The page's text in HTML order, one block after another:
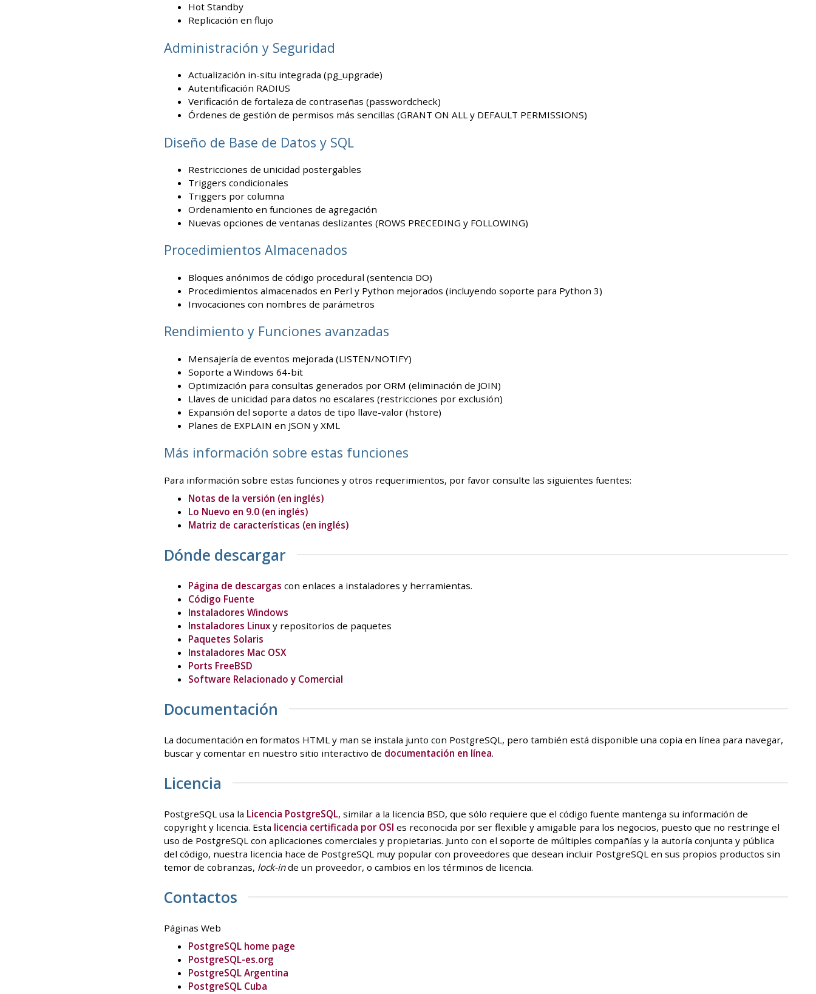
Hot Standby
Replicación en flujo
Administración y Seguridad
Actualización in-situ integrada (pg_upgrade)
Autentificación RADIUS
Verificación de fortaleza de contraseñas (passwordcheck)
Órdenes de gestión de permisos más sencillas (GRANT ON ALL y DEFAULT PERMISSIONS)
Diseño de Base de Datos y SQL
Restricciones de unicidad postergables
Triggers condicionales
Triggers por columna
Ordenamiento en funciones de agregación
Nuevas opciones de ventanas deslizantes (ROWS PRECEDING y FOLLOWING)
Procedimientos Almacenados
Bloques anónimos de código procedural (sentencia DO)
Procedimientos almacenados en Perl y Python mejorados (incluyendo soporte para Python 3)
Invocaciones con nombres de parámetros
Rendimiento y Funciones avanzadas
Mensajería de eventos mejorada (LISTEN/NOTIFY)
Soporte a Windows 64-bit
Optimización para consultas generados por ORM (eliminación de JOIN)
Llaves de unicidad para datos no escalares (restricciones por exclusión)
Expansión del soporte a datos de tipo llave-valor (hstore)
Planes de EXPLAIN en JSON y XML
Más información sobre estas funciones
Para información sobre estas funciones y otros requerimientos, por favor consulte las siguientes fuentes:
Notas de la versión (en inglés)
Lo Nuevo en 9.0 (en inglés)
Matriz de características (en inglés)
Dónde descargar
Página de descargas con enlaces a instaladores y herramientas.
Código Fuente
Instaladores Windows
Instaladores Linuxy repositorios de paquetes
Paquetes Solaris
Instaladores Mac OSX
Ports FreeBSD
Software Relacionado y Comercial
Documentación
La documentación en formatos HTML y man se instala junto con PostgreSQL, pero también está disponible una copia en línea para navegar,
buscar y comentar en nuestro sitio interactivo de documentación en línea.
Licencia
PostgreSQL usa la Licencia PostgreSQL, similar a la licencia BSD, que sólo requiere que el código fuente mantenga su información de
copyright y licencia. Esta licencia certificada por OSI es reconocida por ser flexible y amigable para los negocios, puesto que no restringe el
uso de PostgreSQL con aplicaciones comerciales y propietarias. Junto con el soporte de múltiples compañías y la autoría conjunta y pública
del código, nuestra licencia hace de PostgreSQL muy popular con proveedores que desean incluir PostgreSQL en sus propios productos sin
temor de cobranzas, lock-inde un proveedor, o cambios en los términos de licencia.
Contactos
Páginas Web
PostgreSQL home page
PostgreSQL-es.org
PostgreSQL Argentina
PostgreSQL Cuba